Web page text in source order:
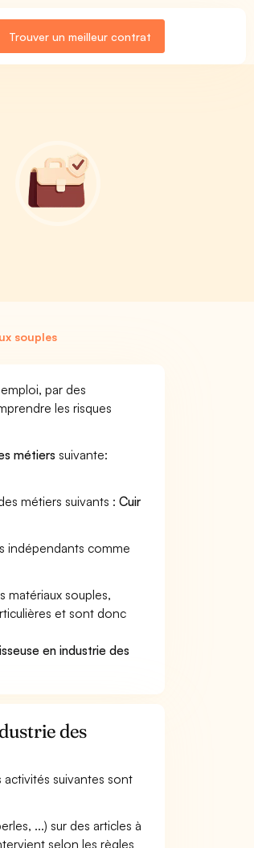
Trouver un meilleur contrat
souples
par des
les risques
métiers suivante:
métiers suivants :Cuir
indépendants comme
matériaux souples,
et sont donc
en industrie des
des
activités suivantes sont
...) sur des articles à
selon les règles